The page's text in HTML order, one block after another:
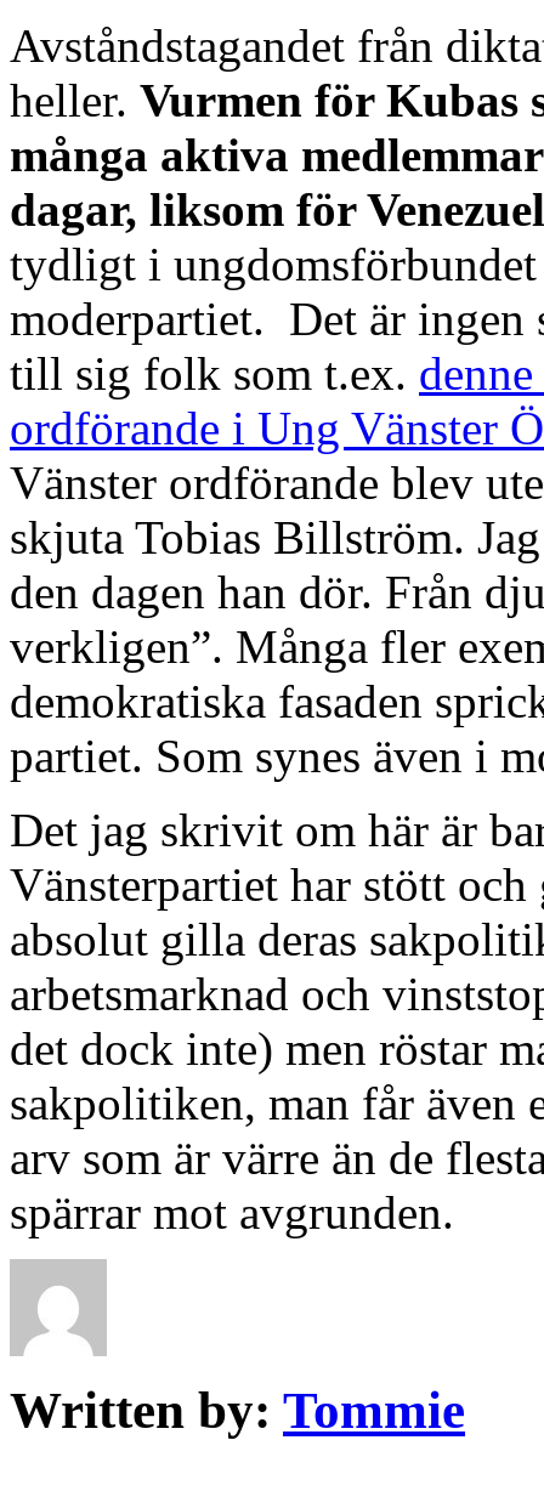
Avståndstagandet från
heller. Vurmen för Kubas
många aktiva
dagar, liksom för
tydligt i
moderpartiet. Det är ingen
till sig folk som t.ex.
ordförande i Ung Vänster
Vänster ordförande blev
skjuta Tobias Billström.
den dagen han dör. Från
verkligen”. Många fler
demokratiska fasaden
partiet. Som synes även i
Det jag skrivit om här är
Vänsterpartiet har stött
absolut gilla deras
arbetsmarknad och
det dock inte) men röstar
sakpolitiken, man får
arv som är värre än de
spärrar mot avgrunden.
Written by: Tommie